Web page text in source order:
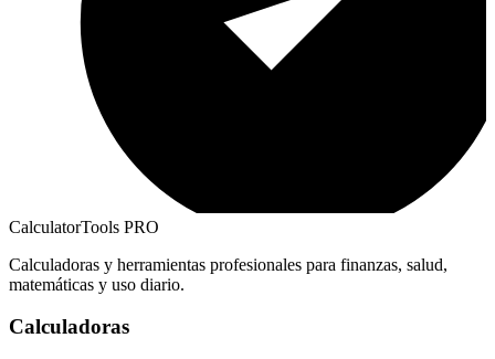
CalculatorTools PRO
Calculadoras y herramientas profesionales para finanzas, salud,
matemáticas y uso diario.
Calculadoras